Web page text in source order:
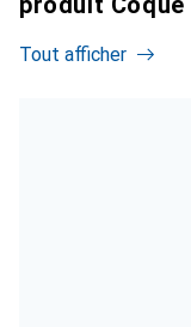
Tout afficher